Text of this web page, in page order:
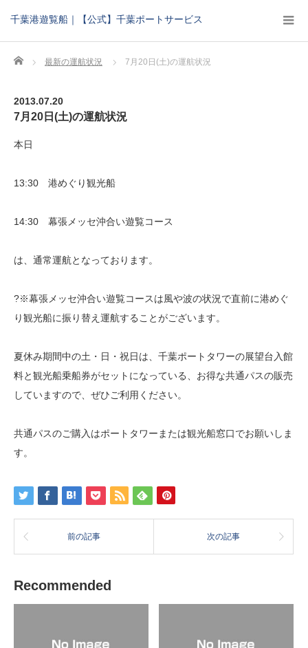
千葉港遊覧船｜【公式】千葉ポートサービス
Home 最新の運航状況 7月20日(土)の運航状況
2013.07.20
7月20日(土)の運航状況
本日
13:30 港めぐり観光船
14:30 幕張メッセ沖合い遊覧コース
は、通常運航となっております。
?※幕張メッセ沖合い遊覧コースは風や波の状況で直前に港めぐ
り観光船に振り替え運航することがございます。
夏休み期間中の土・日・祝日は、千葉ポートタワーの展望台入館
料と観光船乗船券がセットになっている、お得な共通パスの販売
していますので、ぜひご利用ください。
共通パスのご購入はポートタワーまたは観光船窓口でお願いしま
す。
前の記事 次の記事
Recommended